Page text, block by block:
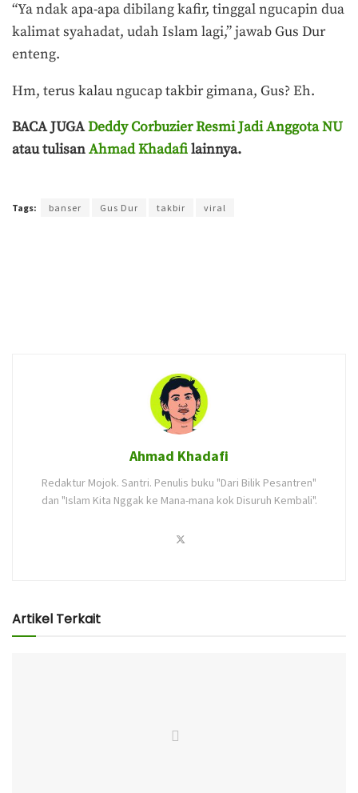
“Ya ndak apa-apa dibilang kafir, tinggal ngucapin dua
kalimat syahadat, udah Islam lagi,” jawab Gus Dur
enteng.
Hm, terus kalau ngucap takbir gimana, Gus? Eh.
BACA JUGADeddy Corbuzier Resmi Jadi Anggota NU
atau tulisanAhmad Khadafilainnya.
Tags: banser Gus Dur takbir viral
Ahmad Khadafi
Redaktur Mojok. Santri. Penulis buku "Dari Bilik Pesantren"
dan "Islam Kita Nggak ke Mana-mana kok Disuruh Kembali".
Artikel Terkait